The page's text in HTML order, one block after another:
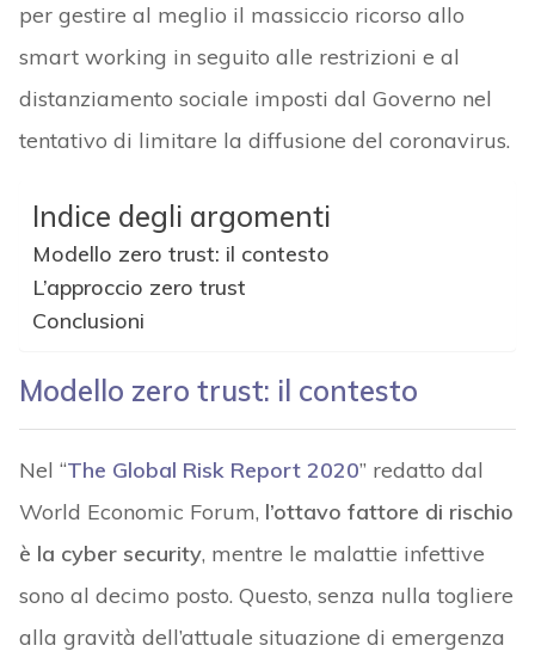
per gestire al meglio il massiccio ricorso allo
smart working in seguito alle restrizioni e al
distanziamento sociale imposti dal Governo nel
tentativo di limitare la diffusione del coronavirus.
Indice degli argomenti
Modello zero trust: il contesto
L’approccio zero trust
Conclusioni
Modello zero trust: il contesto
Nel “The Global Risk Report 2020” redatto dal
World Economic Forum, l’ottavo fattore di rischio
è la cyber security, mentre le malattie infettive
sono al decimo posto. Questo, senza nulla togliere
alla gravità dell’attuale situazione di emergenza